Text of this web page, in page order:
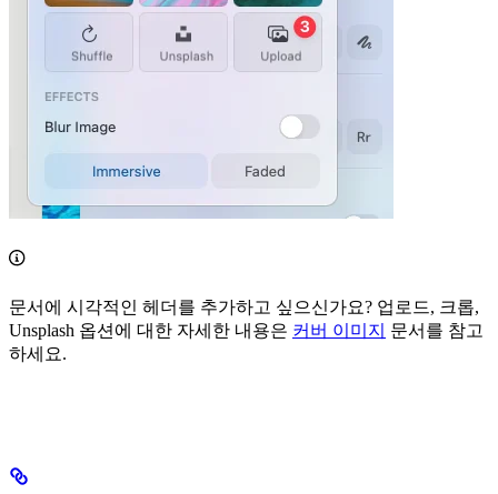
문서에 시각적인 헤더를 추가하고 싶으신가요? 업로드, 크롭,
Unsplash 옵션에 대한 자세한 내용은 커버 이미지
문서를 참고
하세요.